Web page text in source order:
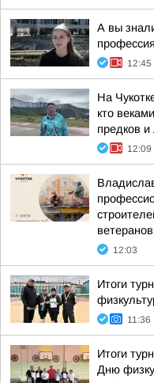
А вы
12:45
На
кто
предков
12:09
12:03
Итоги
11:36
Итоги
Дню